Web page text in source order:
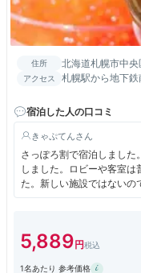
住所 北海道札幌市中
アクセス
札幌駅から地下
宿泊した人の口コミ
きゃぷてん
さっぽろ割で宿泊しました
しました。ロビーや客室
た。新しい施設ではないの
があるので、皆さん朝食付
5,889
1名あたり 参考価格